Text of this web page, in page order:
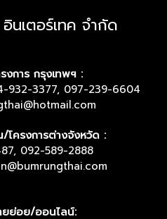
นเตอร์เทค จำกัด
งการ กรุงเทพฯ :
932-3377, 097-239-6604
โครงการต่างจังหวัด :
092-589-2888
ยย่อย/ออนไลน์: